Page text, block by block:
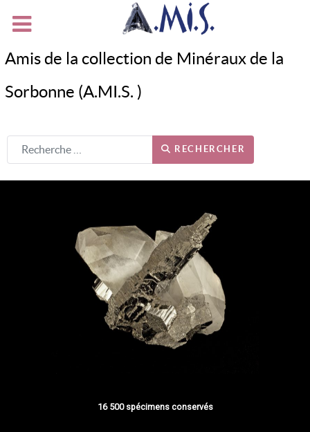
Amis de la collection de Minéraux de la
Sorbonne (A.MI.S. )
RECHERCHER
16 500 spécimens conservés